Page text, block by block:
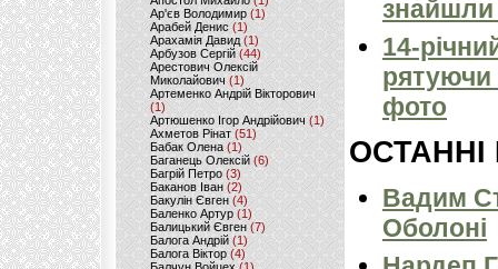
Ар'єв Володимир (1)
Арабей Денис(1)
Арахамія Давид (1)
Арбузов Сергій (44)
Арестович Олексій
Миколайович(1)
Артеменко Андрій Вікторович
(1)
Артюшенко Ігор Андрійович(1)
Ахметов Рінат(51)
Бабак Олена(1)
Баганець Олексій(6)
Багрій Петро (3)
Баканов Іван(2)
Бакулін Євген (4)
Баленко Артур(1)
Балицький Євген(7)
Балога Андрій (1)
Балога Віктор (4)
знайшли
14-
рятуючи
фото
ОСТАННІ
Вадим
Оболоні